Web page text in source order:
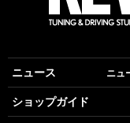
ニュース ニュ
ショップガイド